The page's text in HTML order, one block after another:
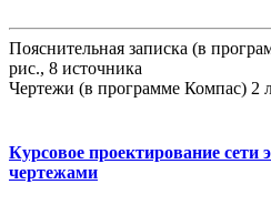
Пояснительная записка (в
рис., 8 источника
Чертежи (в программе Компас) 2
Курсовое проектирование сети
чертежами